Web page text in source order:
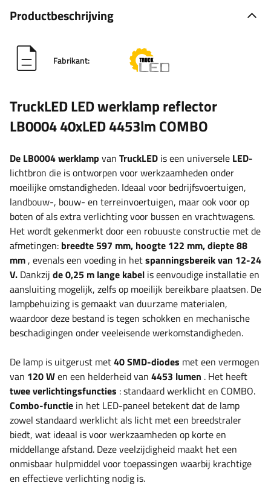
Productbeschrijving
Fabrikant:
TruckLED LED werklamp reflector
LB0004 40xLED 4453lm COMBO
De LB0004 werklamp van TruckLED is een universele LED-
lichtbron die is ontworpen voor werkzaamheden onder
moeilijke omstandigheden. Ideaal voor bedrijfsvoertuigen,
landbouw-, bouw- en terreinvoertuigen, maar ook voor op
boten of als extra verlichting voor bussen en vrachtwagens.
Het wordt gekenmerkt door een robuuste constructie met de
afmetingen: breedte 597 mm, hoogte 122 mm, diepte 88
mm, evenals een voeding in hetspanningsbereik van 12-24
V. Dankzij de 0,25 m lange kabel is eenvoudige installatie en
aansluiting mogelijk, zelfs op moeilijk bereikbare plaatsen. De
lampbehuizing is gemaakt van duurzame materialen,
waardoor deze bestand is tegen schokken en mechanische
beschadigingen onder veeleisende werkomstandigheden.
De lamp is uitgerust met40 SMD-diodes met een vermogen
van 120 Wen een helderheid van 4453 lumen . Het heeft
twee verlichtingsfuncties : standaard werklicht en COMBO.
Combo-functie in het LED-paneel betekent dat de lamp
zowel standaard werklicht als licht met een breedstraler
biedt, wat ideaal is voor werkzaamheden op korte en
middellange afstand. Deze veelzijdigheid maakt het een
onmisbaar hulpmiddel voor toepassingen waarbij krachtige
en effectieve verlichting nodig is.